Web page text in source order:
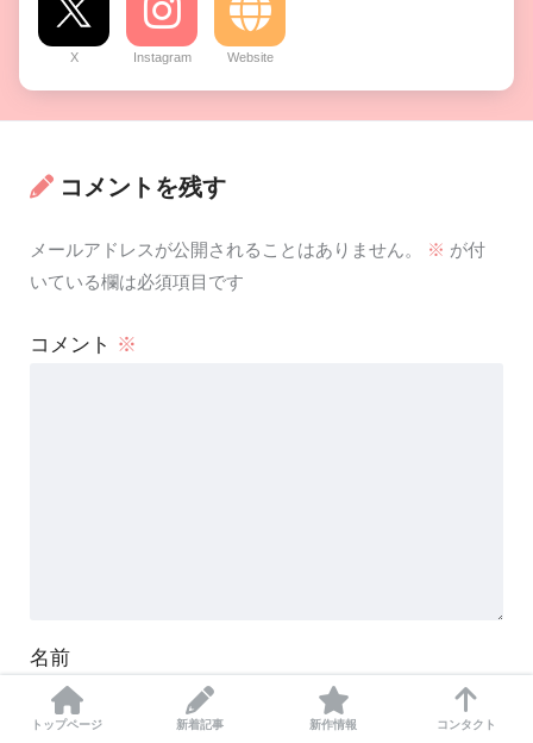
X Instagram Website
コメントを残す
メールアドレスが公開されることはありません。 ※ が付
いている欄は必須項目です
コメント ※
名前
トップページ 新着記事 新作情報 コンタクト